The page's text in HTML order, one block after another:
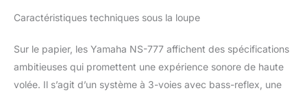
Caractéristiques techniques sous la loupe
Sur le papier, les Yamaha NS-777 affichent des spécifications
ambitieuses qui promettent une expérience sonore de haute
volée. Il s’agit d’un système à 3-voies avec bass-reflex, une